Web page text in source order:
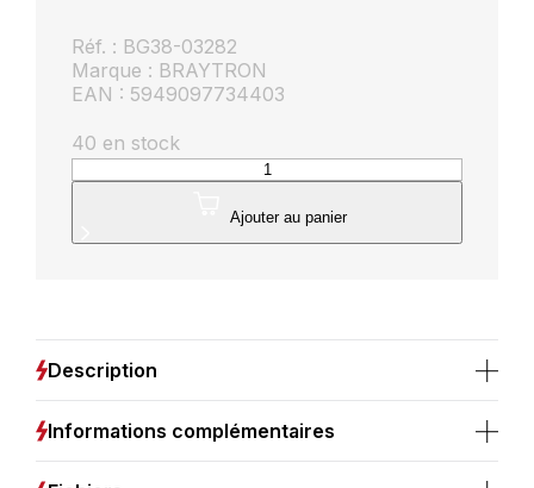
Réf. : BG38-03282
Marque : BRAYTRON
EAN : 5949097734403
40 en stock
quantité
de
murale
3CCT
IP65
Ajouter au panier
Description
Informations complémentaires